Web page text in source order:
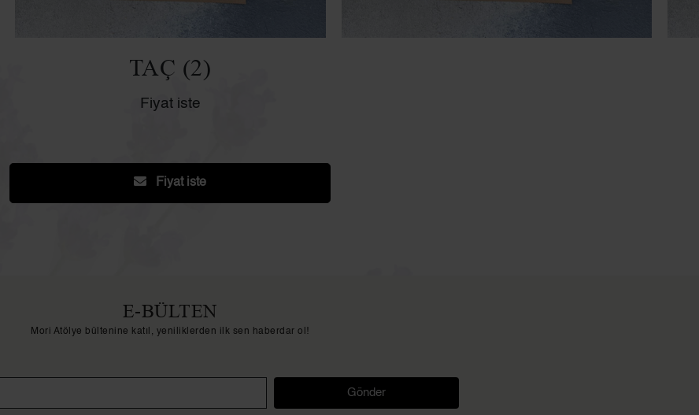
TAÇ (2)
Fiyat iste
Fiyat iste
E-BÜLTEN
Mori Atölye bültenine katıl, yeniliklerden ilk sen haberdar ol!
Gönder